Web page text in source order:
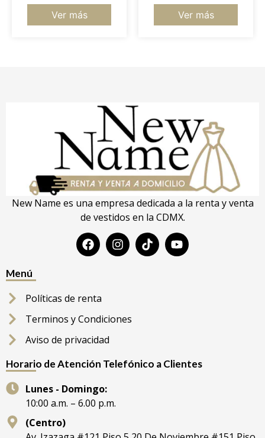
Ver más Ver más
New Name es una empresa dedicada a la renta y venta
de vestidos en la CDMX.
Menú
Políticas de renta
Terminos y Condiciones
Aviso de privacidad
Horario de Atención Telefónico a Clientes
Lunes - Domingo:
10:00 a.m. – 6.00 p.m.
(Centro)